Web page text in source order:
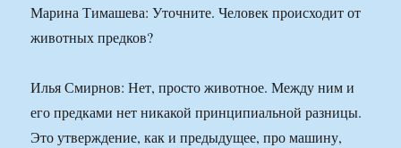
Марина Тимашева: Уточните. Человек происходит от
животных предков?
Илья Смирнов: Нет, просто животное. Между ним и
его предками нет никакой принципиальной разницы.
Это утверждение, как и предыдущее, про машину,